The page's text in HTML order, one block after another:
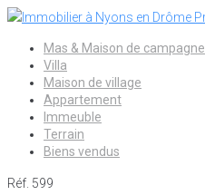
Aller
contenu
Mas & Maison de campagne
Villa
Maison de village
Appartement
Immeuble
Terrain
Biens vendus
Réf. 599